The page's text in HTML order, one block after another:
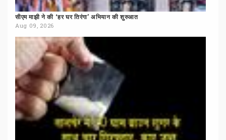
सीएम माझी ने की ‘हर घर तिरंगा’ अभियान की शुरुआत
Aug 09, 2026